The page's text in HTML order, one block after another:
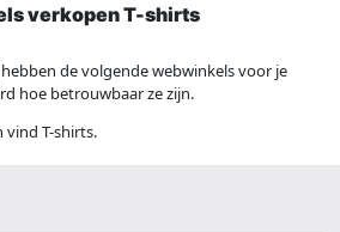
verkopen T-shirts
de volgende webwinkels voor je
hoe betrouwbaar ze zijn.
T-shirts.